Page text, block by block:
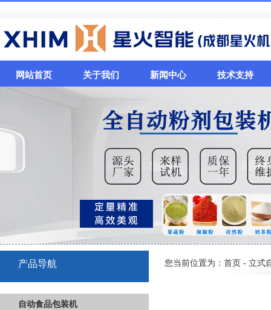
网站首页 关于我们 新闻中心 技术支持
产品导航
自动食品包装机
您当前位置为： 首页 - 立式